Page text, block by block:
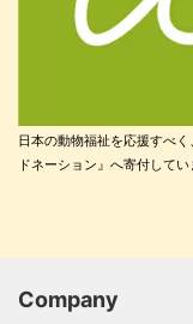
日本の動物福祉を応援すべ
ドネーション』へ寄付してい
Company